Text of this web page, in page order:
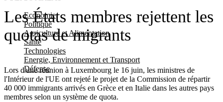
Economie
Politique
Agriculture et Alimentation
Santé
Technologies
Energie, Environnement et Transport
Défense
Les États membres rejettent les
quotas de migrants
Lors d'une réunion à Luxembourg le 16 juin, les ministres de
l'Intérieur de l'UE ont rejeté le projet de la Commission de répartir
40 000 immigrants arrivés en Grèce et en Italie dans les autres pays
membres selon un système de quota.